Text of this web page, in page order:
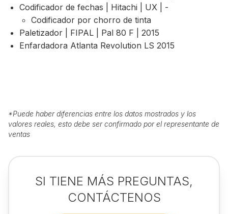
Codificador de fechas | Hitachi | UX | -
Codificador por chorro de tinta
Paletizador | FIPAL | Pal 80 F | 2015
Enfardadora Atlanta Revolution LS 2015
*Puede haber diferencias entre los datos mostrados y los
valores reales, esto debe ser confirmado por el representante de
ventas
SI TIENE MÁS PREGUNTAS,
CONTÁCTENOS